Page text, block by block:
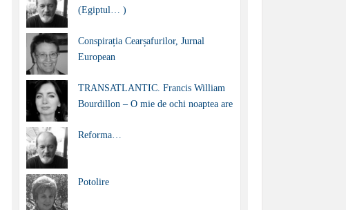
(Egiptul… )
Conspirația Cearșafurilor, Jurnal
European
TRANSATLANTIC. Francis William
Bourdillon – O mie de ochi noaptea are
Reforma…
Potolire